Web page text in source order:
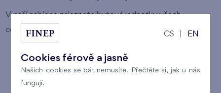
V naší nabídce naleznete bytové jednotky všech
cenových kategorií:
byty střední kategorie
luxusní byty
CS EN
Cookies férově a jasně
Našich cookies se bát nemusíte. Přečtěte si, jak u nás
fungují.